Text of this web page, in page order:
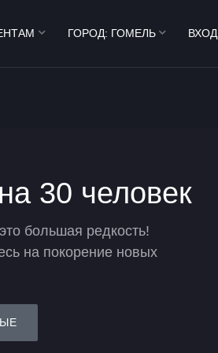
ГОРОД: ГОМЕЛЬ ВХОД
30 человек
большая редкость!
на покорение новых